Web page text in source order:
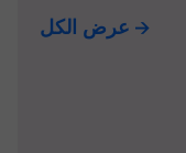
عرض الكل